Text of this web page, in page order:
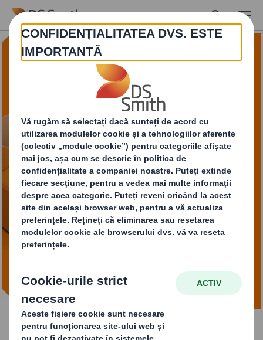
Skip to main content
O experiență simplă și
sustenabilă pentru
retururi care respectă
nevoile afacerii
CONTACTEAZĂ-NE PENTRU MAI
MULTE INFORMAȚII